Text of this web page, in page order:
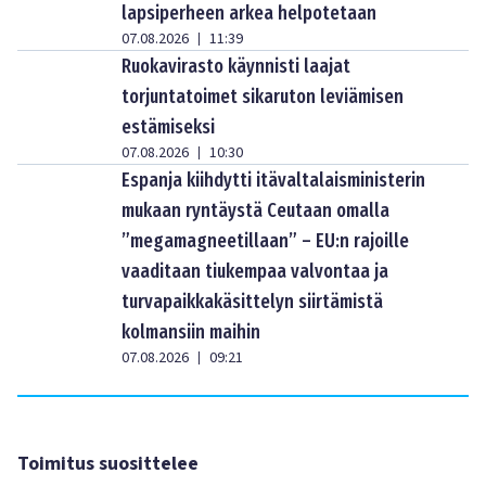
lapsiperheen arkea helpotetaan
07.08.2026 | 11:39
Ruokavirasto käynnisti laajat
torjuntatoimet sikaruton leviämisen
estämiseksi
07.08.2026 | 10:30
Espanja kiihdytti itävaltalaisministerin
mukaan ryntäystä Ceutaan omalla
”megamagneetillaan” – EU:n rajoille
vaaditaan tiukempaa valvontaa ja
turvapaikkakäsittelyn siirtämistä
kolmansiin maihin
07.08.2026 | 09:21
Toimitus suosittelee